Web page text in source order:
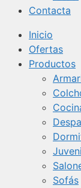
Contacta
Inicio
Ofertas
Productos
Sofás